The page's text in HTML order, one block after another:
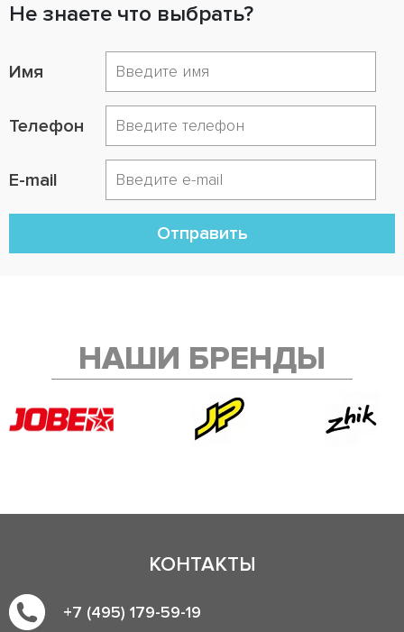
Не знаете что выбрать?
Имя
Телефон
E-mail
Отправить
НАШИ БРЕНДЫ
КОНТАКТЫ
+7 (495) 179-59-19